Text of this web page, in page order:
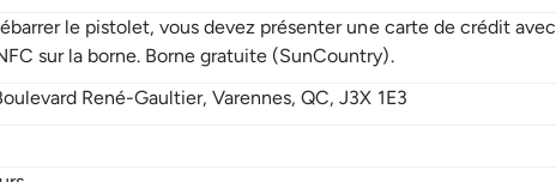
le pistolet, vous devez présenter une carte de crédit avec
sur la borne. Borne gratuite (SunCountry).
René-Gaultier,Varennes,QC,J3X 1E3